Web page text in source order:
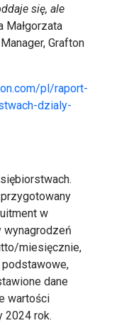
się, ale
Małgorzata
Grafton
pl/raport-
dzialy-
w
wynagrodzeń
miesięcznie,
dane
wartości
2024 rok.